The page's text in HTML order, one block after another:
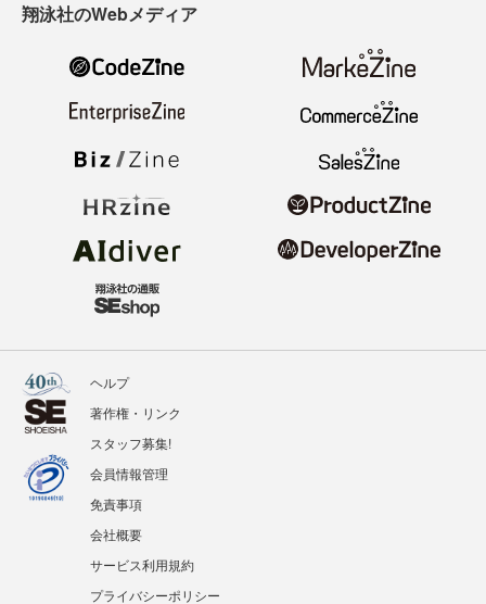
翔泳社のWebメディア
ヘルプ
著作権・リンク
スタッフ募集!
会員情報管理
免責事項
会社概要
サービス利用規約
プライバシーポリシー